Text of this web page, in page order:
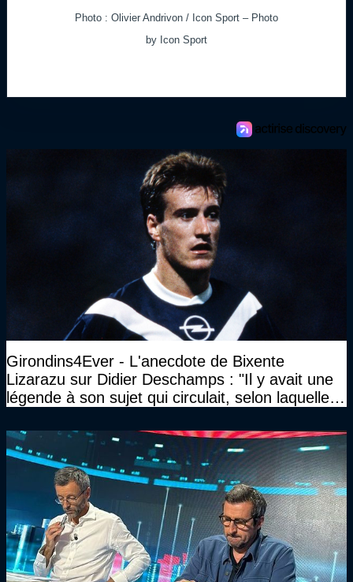
Photo : Olivier Andrivon / Icon Sport – Photo
by Icon Sport
Girondins4Ever - L'anecdote de Bixente
Lizarazu sur Didier Deschamps : "Il y avait une
légende à son sujet qui circulait, selon laquelle il